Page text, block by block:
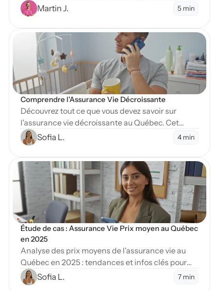
localiser des assurances non réclamées et
comprendre le rôle de l'OAP dans vos
recherches.
Martin J. 5 min
Blog
Comprendre l'Assurance Vie Décroissante
Découvrez tout ce que vous devez savoir sur
l'assurance vie décroissante au Québec. Cet
article explore ses avantages, son
fonctionnement et quand la choisir.
Sofia L. 4 min
Blog
Étude de cas : Assurance Vie Prix moyen au Québec
en 2025
Analyse des prix moyens de l'assurance vie au
Québec en 2025 : tendances et infos clés pour
planifier votre avenir financier de manière
éclairée.
Sofia L. 7 min